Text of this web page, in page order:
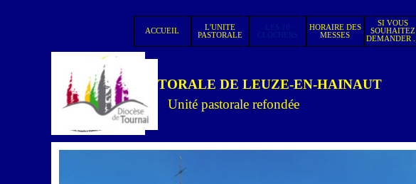
ACCUEIL
L'UNITE
PASTORALE
▼
LES 10
CLOCHERS
▼
HORAIRE DES
MESSES
▼
SI VOUS
SOUHAITEZ
DEMANDER ...
UNITE PASTORALE DE LEUZE-EN-HAINAUT
Unité pastorale refondée